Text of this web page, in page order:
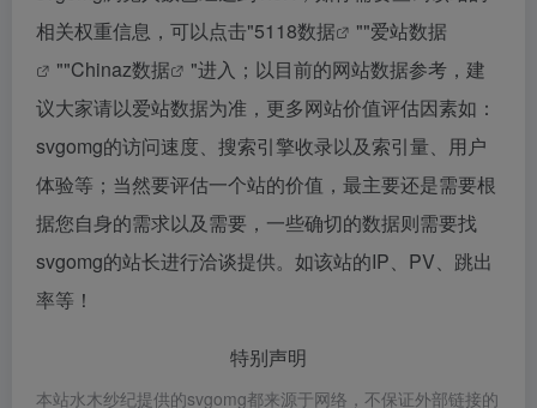
相关权重信息，可以点击"5118数据 ""爱站数据
""Chinaz数据
"进入；以目前的网站数据参考，建
议大家请以爱站数据为准，更多网站价值评估因素如：
svgomg的访问速度、搜索引擎收录以及索引量、用户
体验等；当然要评估一个站的价值，最主要还是需要根
据您自身的需求以及需要，一些确切的数据则需要找
svgomg的站长进行洽谈提供。如该站的IP、PV、跳出
率等！
特别声明
本站水木纱纪提供的svgomg都来源于网络，不保证外部链接的